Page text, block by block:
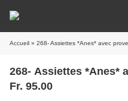
Accueil » 268- Assiettes *Anes* avec
268- Assiettes *Anes*
Fr. 95.00